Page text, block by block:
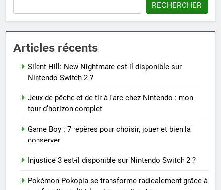
RECHERCHER
Articles récents
Silent Hill: New Nightmare est-il disponible sur
Nintendo Switch 2 ?
Jeux de pêche et de tir à l’arc chez Nintendo : mon
tour d’horizon complet
Game Boy : 7 repères pour choisir, jouer et bien la
conserver
Injustice 3 est-il disponible sur Nintendo Switch 2 ?
Pokémon Pokopia se transforme radicalement grâce à